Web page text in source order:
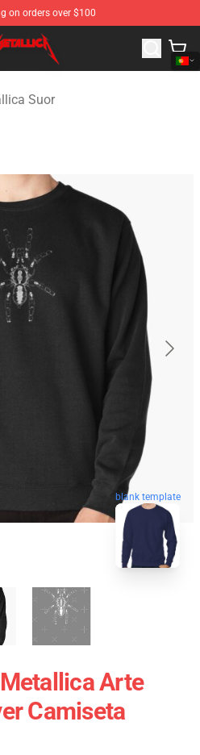
on orders over $100
Metallica Merchandise Shop
Suor
blank template
Arte
Camiseta